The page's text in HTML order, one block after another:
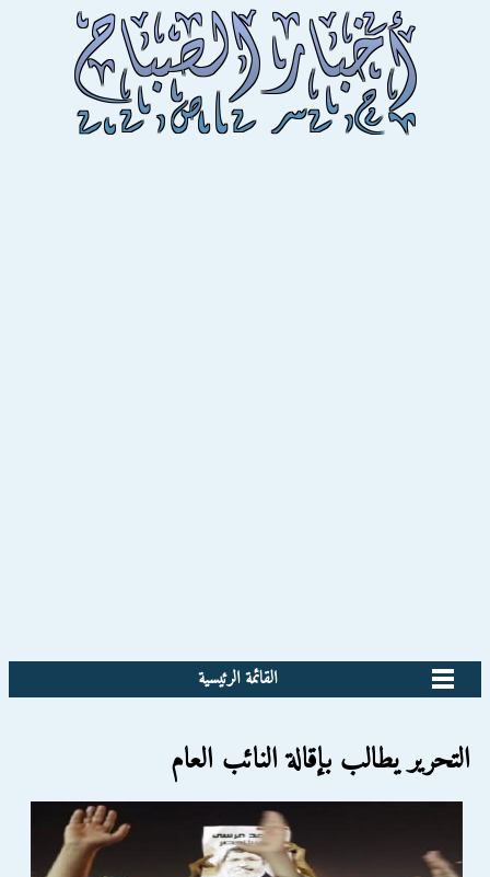
القائمة الرئيسية
التحرير يطالب بإقالة النائب العام